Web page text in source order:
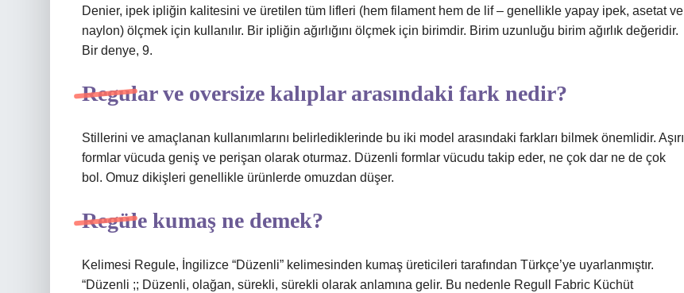
Denier, ipek ipliğin kalitesini ve üretilen tüm lifleri (hem filament hem de lif – genellikle yapay ipek, asetat ve
naylon) ölçmek için kullanılır. Bir ipliğin ağırlığını ölçmek için birimdir. Birim uzunluğu birim ağırlık değeridir.
Bir denye, 9.
Regular ve oversize kalıplar arasındaki fark nedir?
Stillerini ve amaçlanan kullanımlarını belirlediklerinde bu iki model arasındaki farkları bilmek önemlidir. Aşırı
formlar vücuda geniş ve perişan olarak oturmaz. Düzenli formlar vücudu takip eder, ne çok dar ne de çok
bol. Omuz dikişleri genellikle ürünlerde omuzdan düşer.
Regüle kumaş ne demek?
Kelimesi Regule, İngilizce “Düzenli” kelimesinden kumaş üreticileri tarafından Türkçe’ye uyarlanmıştır.
“Düzenli ;; Düzenli, olağan, sürekli, sürekli olarak anlamına gelir. Bu nedenle Regull Fabric Küchüt